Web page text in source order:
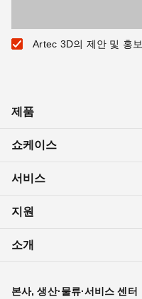
Artec 3D의 제안 및 홍
제품
쇼케이스
서비스
지원
소개
본사, 생산·물류·서비스 센터